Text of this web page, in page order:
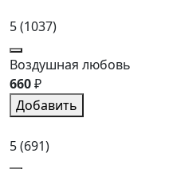
5(1037)
Воздушная любовь
660₽
Добавить
5(691)